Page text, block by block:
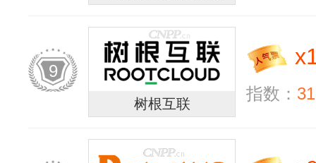
9
树根互联
x
指数：